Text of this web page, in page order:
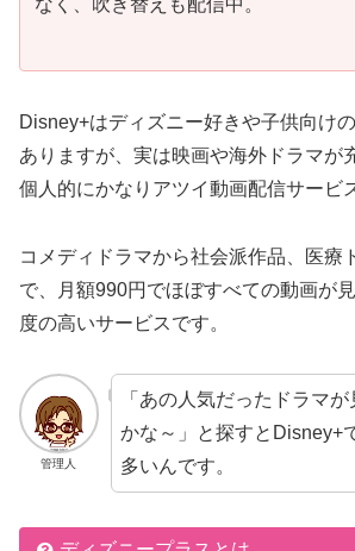
なく、吹き替えも配信中。
Disney+はディズニー好きや子供向け
ありますが、実は映画や海外ドラマが
個人的にかなりアツイ動画配信サービ
コメディドラマから社会派作品、医療
で、月額990円でほぼすべての動画が
度の高いサービスです。
管理人
「あの人気だったドラマ
かな～」と探すとDisney+
多いんです。